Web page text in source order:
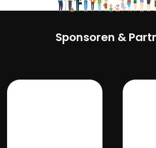
Sponsoren &